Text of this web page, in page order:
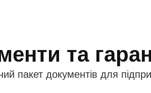
та
пакет документів для